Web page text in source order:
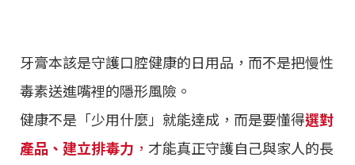
牙膏本該是守護口腔健康的日用品，而不是把慢性
毒素送進嘴裡的隱形風險。
健康不是「少用什麼」就能達成，而是要懂得選對
產品、建立排毒力 ， 才能真正守護自己與家人的長